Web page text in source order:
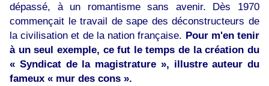
dépassé, à un romantisme sans avenir. Dès 1970
commençait le travail de sape des déconstructeurs de
la civilisation et de la nation française. Pour m'en tenir
à un seul exemple, ce fut le temps de la création du
« Syndicat de la magistrature », illustre auteur du
fameux « mur des cons ».